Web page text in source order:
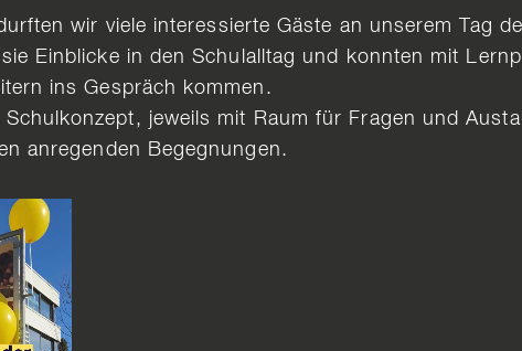
wir viele interessierte Gäste an unserem Tag
Einblicke in den Schulalltag und konnten mit
ins Gespräch kommen.
jeweils mit Raum für Fragen und
anregenden Begegnungen.